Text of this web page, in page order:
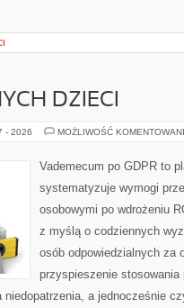
DZIECI
- 2026 MOŻLIWOŚĆ
Vademecum po GDPR to
systematyzuje wymogi
osobowymi po wdrożeniu
z myślą o codziennych
osób odpowiedzialnych za
przyspieszenie
niedopatrzenia, a jednocześnie